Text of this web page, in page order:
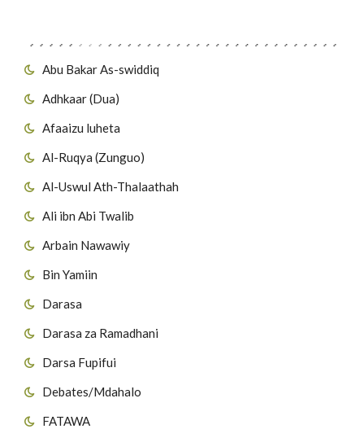
Abu Bakar As-swiddiq
Adhkaar (Dua)
Afaaizu luheta
Al-Ruqya (Zunguo)
Al-Uswul Ath-Thalaathah
Ali ibn Abi Twalib
Arbain Nawawiy
Bin Yamiin
Darasa
Darasa za Ramadhani
Darsa Fupifui
Debates/Mdahalo
FATAWA